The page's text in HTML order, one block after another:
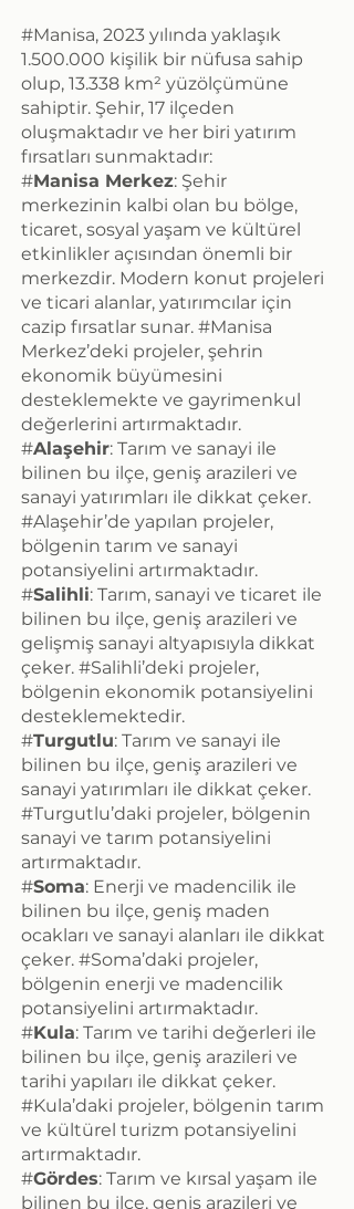
#Manisa, 2023 yılında yaklaşık
1.500.000 kişilik bir nüfusa sahip
olup, 13.338 km² yüzölçümüne
sahiptir. Şehir, 17 ilçeden
oluşmaktadır ve her biri yatırım
fırsatları sunmaktadır:
#Manisa Merkez: Şehir
merkezinin kalbi olan bu bölge,
ticaret, sosyal yaşam ve kültürel
etkinlikler açısından önemli bir
merkezdir. Modern konut projeleri
ve ticari alanlar, yatırımcılar için
cazip fırsatlar sunar. #Manisa
Merkez’deki projeler, şehrin
ekonomik büyümesini
desteklemekte ve gayrimenkul
değerlerini artırmaktadır.
#Alaşehir: Tarım ve sanayi ile
bilinen bu ilçe, geniş arazileri ve
sanayi yatırımları ile dikkat çeker.
#Alaşehir’de yapılan projeler,
bölgenin tarım ve sanayi
potansiyelini artırmaktadır.
#Salihli: Tarım, sanayi ve ticaret ile
bilinen bu ilçe, geniş arazileri ve
gelişmiş sanayi altyapısıyla dikkat
çeker. #Salihli’deki projeler,
bölgenin ekonomik potansiyelini
desteklemektedir.
#Turgutlu: Tarım ve sanayi ile
bilinen bu ilçe, geniş arazileri ve
sanayi yatırımları ile dikkat çeker.
#Turgutlu’daki projeler, bölgenin
sanayi ve tarım potansiyelini
artırmaktadır.
#Soma: Enerji ve madencilik ile
bilinen bu ilçe, geniş maden
ocakları ve sanayi alanları ile dikkat
çeker. #Soma’daki projeler,
bölgenin enerji ve madencilik
potansiyelini artırmaktadır.
#Kula: Tarım ve tarihi değerleri ile
bilinen bu ilçe, geniş arazileri ve
tarihi yapıları ile dikkat çeker.
#Kula’daki projeler, bölgenin tarım
ve kültürel turizm potansiyelini
artırmaktadır.
#Gördes: Tarım ve kırsal yaşam ile
bilinen bu ilçe, geniş arazileri ve